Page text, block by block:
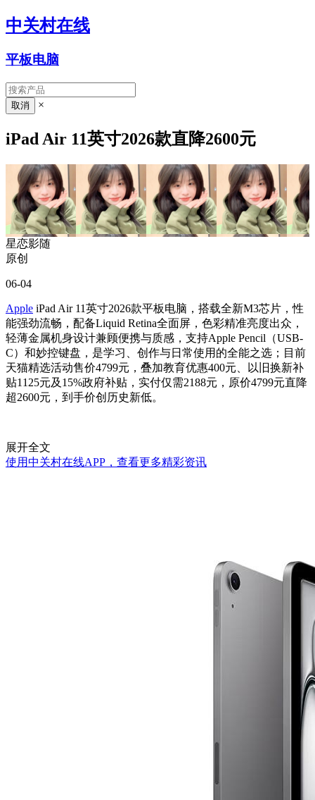
中关村在线
平板电脑
×
iPad Air 11英寸2026款直降2600元
星恋影随
原创
06-04
Apple iPad Air 11英寸2026款平板电脑，搭载全新M3芯片，性
能强劲流畅，配备Liquid Retina全面屏，色彩精准亮度出众，
轻薄金属机身设计兼顾便携与质感，支持Apple Pencil（USB-
C）和妙控键盘，是学习、创作与日常使用的全能之选；目前
天猫精选活动售价4799元，叠加教育优惠400元、以旧换新补
贴1125元及15%政府补贴，实付仅需2188元，原价4799元直降
超2600元，到手价创历史新低。
展开全文
使用中关村在线APP，查看更多精彩资讯